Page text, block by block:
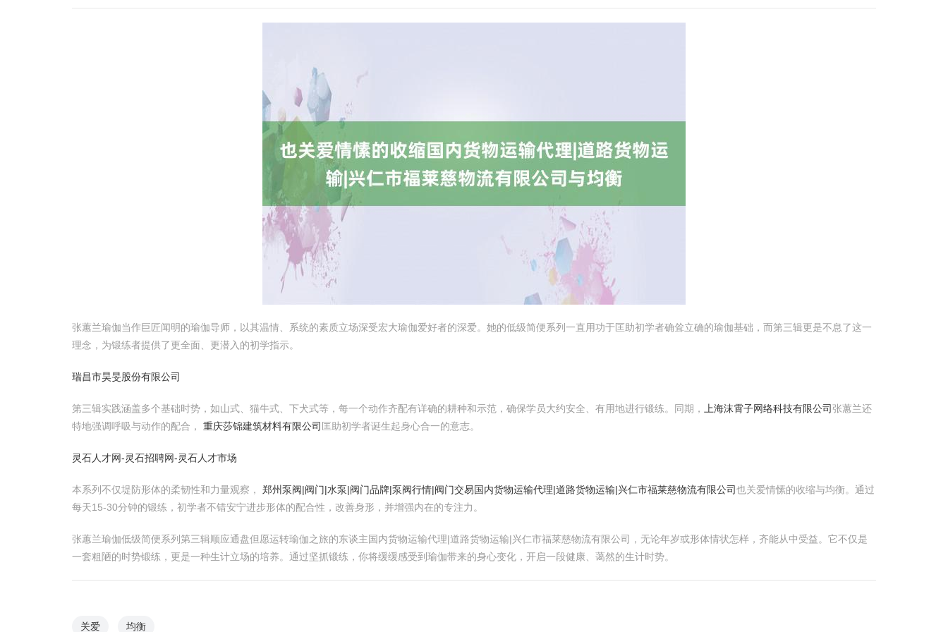
张蕙兰瑜伽当作巨匠闻明的瑜伽导师，以其温情、系统的素质立场深受宏大瑜伽爱好者的深爱。她的低级简便系列一直用功于匡助初学者确耸立确的瑜伽基础，而第三辑更是不息了这一
理念，为锻练者提供了更全面、更潜入的初学指示。
瑞昌市昊旻股份有限公司
第三辑实践涵盖多个基础时势，如山式、猫牛式、下犬式等，每一个动作齐配有详确的耕种和示范，确保学员大约安全、有用地进行锻练。同期， 上海沫霄子网络科技有限公司张蕙兰还
特地强调呼吸与动作的配合， 重庆莎锦建筑材料有限公司 匡助初学者诞生起身心合一的意志。
灵石人才网-灵石招聘网-灵石人才市场
本系列不仅堤防形体的柔韧性和力量观察， 郑州泵阀|阀门|水泵|阀门品牌|泵阀行情|阀门交易国内货物运输代理|道路货物运输|兴仁市福莱慈物流有限公司也关爱情愫的收缩与均衡。通过
每天15-30分钟的锻练，初学者不错安宁进步形体的配合性，改善身形，并增强内在的专注力。
张蕙兰瑜伽低级简便系列第三辑顺应通盘但愿运转瑜伽之旅的东谈主国内货物运输代理|道路货物运输|兴仁市福莱慈物流有限公司，无论年岁或形体情状怎样，齐能从中受益。它不仅是
一套粗陋的时势锻练，更是一种生计立场的培养。通过坚抓锻练，你将缓缓感受到瑜伽带来的身心变化，开启一段健康、蔼然的生计时势。
关爱 均衡